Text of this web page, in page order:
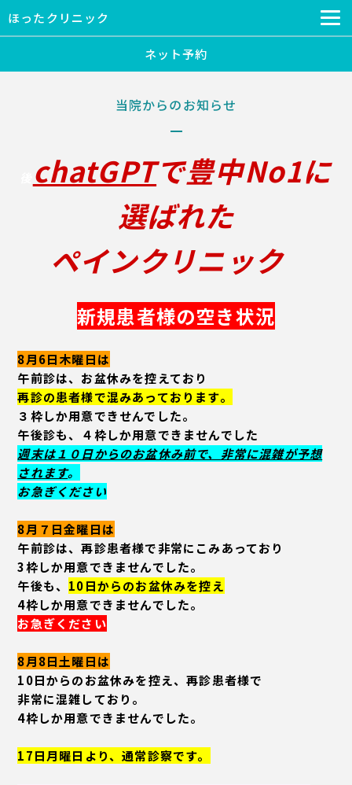
ほったクリニック
ネット予約
当院からのお知らせ
chatGPTで豊中No1に
選ばれた
ペインクリニック
新規患者様の空き状況
8月6日木曜日は
午前診は、お盆休みを控えており
再診の患者様で混みあっております。
３枠しか用意できせんでした。
午後診も、４枠しか用意できませんでした
週末は１０日からのお盆休み前で、非常に混雑が予想
されます。
お急ぎください
8月７日金曜日は
午前診は、再診患者様で非常にこみあっており
3枠しか用意できませんでした。
午後も、 10日からのお盆休みを控え
4枠しか用意できませんでした。
お急ぎください
8月8日土曜日は
10日からのお盆休みを控え、再診患者様で
非常に混雑しており。
4枠しか用意できませんでした。
17日月曜日より、通常診察です。